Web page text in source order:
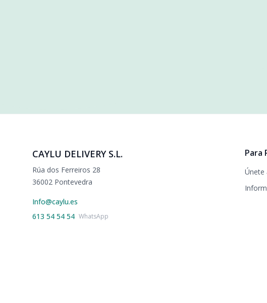
CAYLU DELIVERY S.L.
Rúa dos Ferreiros 28
36002 Pontevedra
Info@caylu.es
613 54 54 54 WhatsApp
Para
Únete